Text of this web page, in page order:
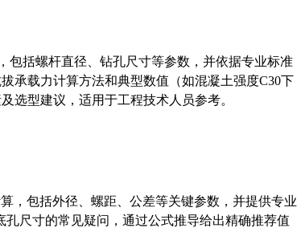
包括螺杆直径、钻孔尺寸等参数，并依据专业标准
承载力计算方法和典型数值（如混凝土强度C30下
选型建议，适用于工程技术人员参考。
，包括外径、螺距、公差等关键参数，并提供专业
孔尺寸的常见疑问，通过公式推导给出精确推荐值